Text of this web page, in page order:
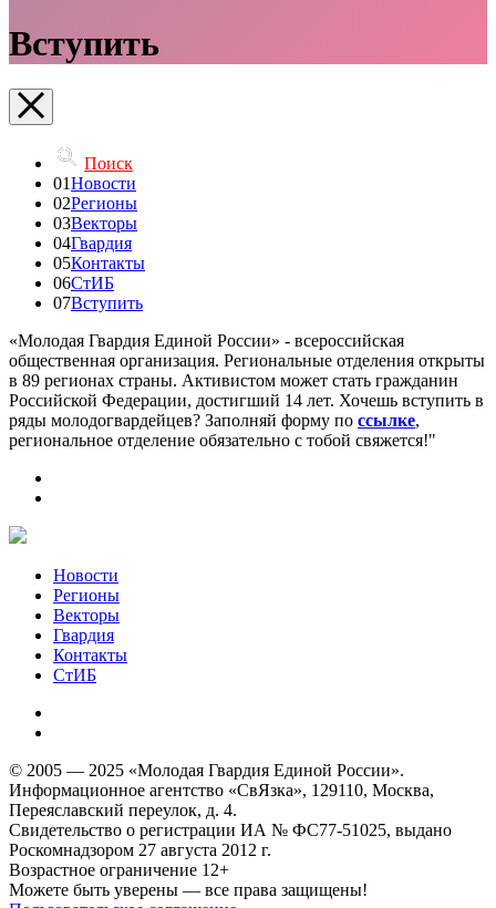
Вступить
Поиск
01Новости
02Регионы
03Векторы
04Гвардия
05Контакты
06СтИБ
07Вступить
«Молодая Гвардия Единой России» - всероссийская
общественная организация. Региональные отделения открыты
в 89 регионах страны. Активистом может стать гражданин
Российской Федерации, достигший 14 лет. Хочешь вступить в
ряды молодогвардейцев? Заполняй форму по ссылке,
региональное отделение обязательно с тобой свяжется!"
Новости
Регионы
Векторы
Гвардия
Контакты
СтИБ
© 2005 — 2025 «Молодая Гвардия Единой России».
Информационное агентство «СвЯзка», 129110, Москва,
Переяславский переулок, д. 4.
Свидетельство о регистрации ИА № ФС77-51025, выдано
Роскомнадзором 27 августа 2012 г.
Возрастное ограничение 12+
Можете быть уверены — все права защищены!